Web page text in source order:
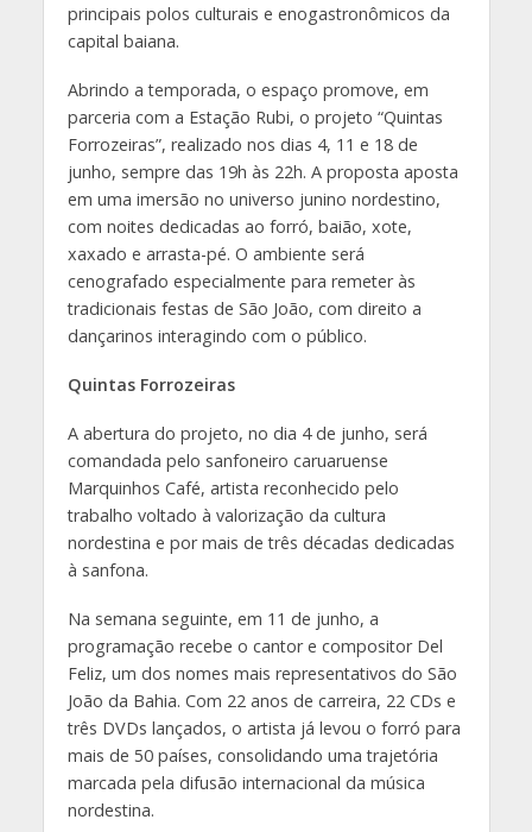
principais polos culturais e enogastronômicos da
capital baiana.
Abrindo a temporada, o espaço promove, em
parceria com a Estação Rubi, o projeto “Quintas
Forrozeiras”, realizado nos dias 4, 11 e 18 de
junho, sempre das 19h às 22h. A proposta aposta
em uma imersão no universo junino nordestino,
com noites dedicadas ao forró, baião, xote,
xaxado e arrasta-pé. O ambiente será
cenografado especialmente para remeter às
tradicionais festas de São João, com direito a
dançarinos interagindo com o público.
Quintas Forrozeiras
A abertura do projeto, no dia 4 de junho, será
comandada pelo sanfoneiro caruaruense
Marquinhos Café, artista reconhecido pelo
trabalho voltado à valorização da cultura
nordestina e por mais de três décadas dedicadas
à sanfona.
Na semana seguinte, em 11 de junho, a
programação recebe o cantor e compositor Del
Feliz, um dos nomes mais representativos do São
João da Bahia. Com 22 anos de carreira, 22 CDs e
três DVDs lançados, o artista já levou o forró para
mais de 50 países, consolidando uma trajetória
marcada pela difusão internacional da música
nordestina.